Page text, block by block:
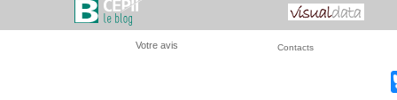
Votre avis Contacts